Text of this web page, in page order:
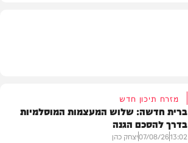
מזרח תיכון חדש
ברית חדשה: שלוש המעצמות המוסלמיות
בדרך להסכם הגנה
13:02
07/08/26יצחק כהן